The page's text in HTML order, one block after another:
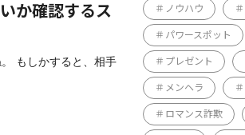
か確認するス
もしかすると、相手
ノウハウ
パワースポット
プレゼント
メンヘラ
ロマンス詐欺